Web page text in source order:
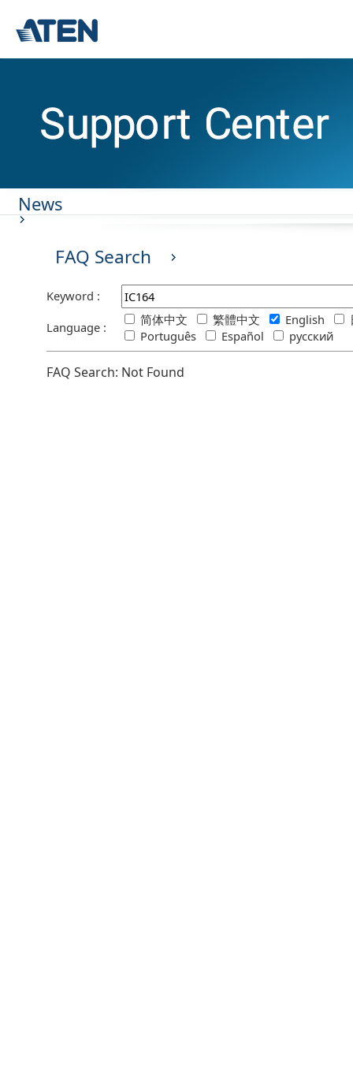
News
FAQ Search
Keyword :
Language :
简体中文 繁體中文 English
Português
Español русский